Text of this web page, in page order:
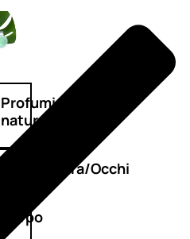
Profumi
nature
Viso/Labbra/Occhi
Corpo